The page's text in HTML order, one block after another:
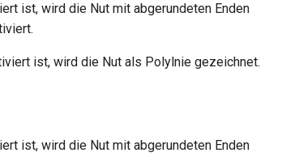
ist, wird die Nut mit abgerundeten Enden
ist, wird die Nut als Polylnie gezeichnet.
ist, wird die Nut mit abgerundeten Enden